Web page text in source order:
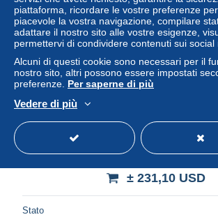
HAUTE-VOLTA Epreuves 44, épreuve
& vert: 2c. Guerrier
± 231,10 USD
Stato
piattaforma, ricordare le vostre preferenze
piacevole la vostra navigazione, compilare
adattare il nostro sito alle vostre esigenze,
permettervi di condividere contenuti sui social
Alcuni di questi cookie sono necessari per il
nostro sito, altri possono essere impostati
preferenze. Per saperne di più
Vedere di più